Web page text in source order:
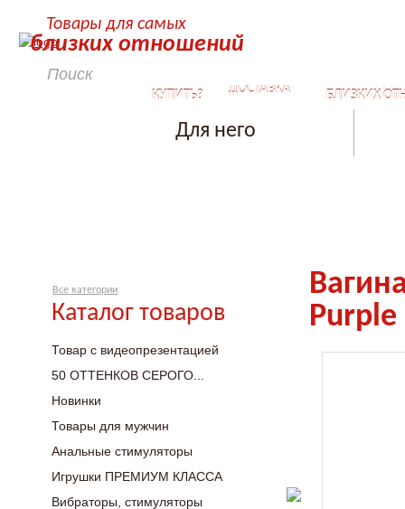
Товары для самых
близких отношений
КУПИТЬ?
ДОСТАВКА
СЕКРЕТЫ
БЛИЗКИХ
Для него
Все категории
Каталог товаров
Товар с видеопрезентацией
50 ОТТЕНКОВ СЕРОГО...
Новинки
Товары для мужчин
Анальные стимуляторы
Игрушки ПРЕМИУМ КЛАССА
Вибраторы, стимуляторы
Purple